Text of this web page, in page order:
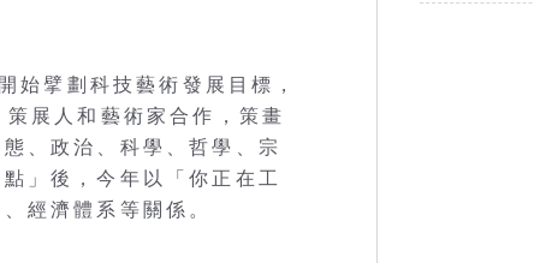
始擘劃科技藝術發展目標，
展人和藝術家合作，策畫
、政治、科學、哲學、宗
」後，今年以「你正在工
經濟體系等關係。